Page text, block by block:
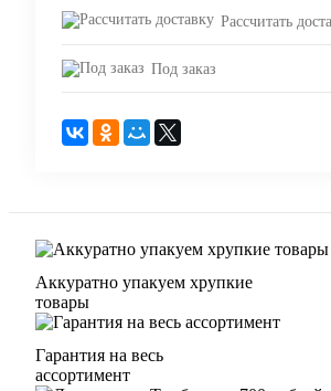
Рассчитать
Под заказ
Аккуратно упакуем хрупкие
товары
Гарантия на весь
ассортимент